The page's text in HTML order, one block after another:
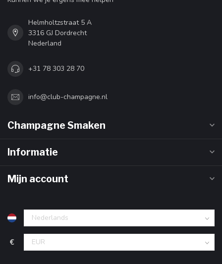
Helmholtzstraat 5 A
3316 GJ Dordrecht
Nederland
+31 78 303 28 70
info@club-champagne.nl
Champagne Smaken
Informatie
Mijn account
€